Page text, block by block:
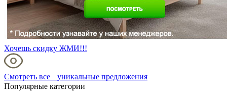
Хочешь скидку ЖМИ!!!
Смотреть все уникальные предложения
Популярные категории